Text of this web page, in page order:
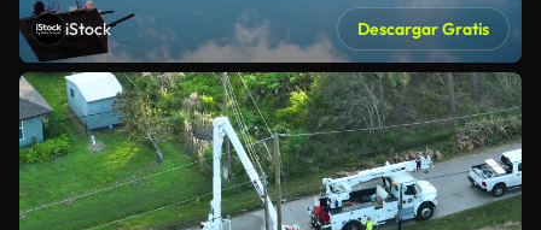
iStock Descargar Gratis